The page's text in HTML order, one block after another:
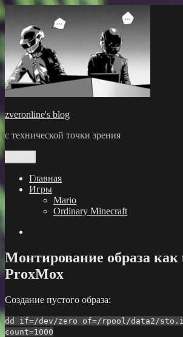
Перейти
к
содержимому
zveronline's blog
с технической точки зрения
Главная
Игры
Mario
Ordinary Minecraft
Монтирование образа как
ProxMox
Создание пустого образа:
dd if=/dev/zero of=/rpool/data2/
count=1000